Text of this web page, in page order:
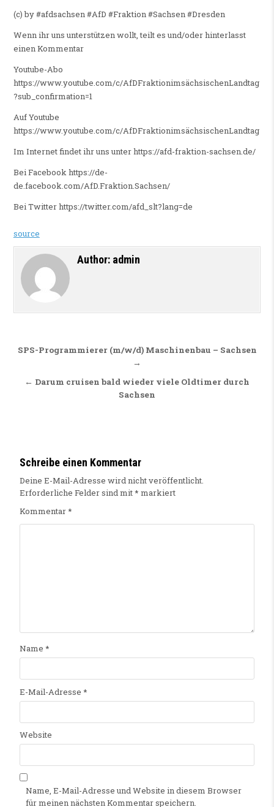
(c) by #afdsachsen #AfD #Fraktion #Sachsen #Dresden
Wenn ihr uns unterstützen wollt, teilt es und/oder hinterlasst
einen Kommentar
Youtube-Abo
https://www.youtube.com/c/AfDFraktionimsächsischenLandtag
?sub_confirmation=1
Auf Youtube
https://www.youtube.com/c/AfDFraktionimsächsischenLandtag
Im Internet findet ihr uns unter https://afd-fraktion-sachsen.de/
Bei Facebook https://de-
de.facebook.com/AfD.Fraktion.Sachsen/
Bei Twitter https://twitter.com/afd_slt?lang=de
source
Author: admin
Beitragsnavigation
SPS-Programmierer (m/w/d) Maschinenbau – Sachsen
→
← Darum cruisen bald wieder viele Oldtimer durch
Sachsen
Schreibe einen Kommentar
Deine E-Mail-Adresse wird nicht veröffentlicht.
Erforderliche Felder sind mit* markiert
Kommentar*
Name *
E-Mail-Adresse *
Website
Name, E-Mail-Adresse und Website in diesem Browser
für meinen nächsten Kommentar speichern.